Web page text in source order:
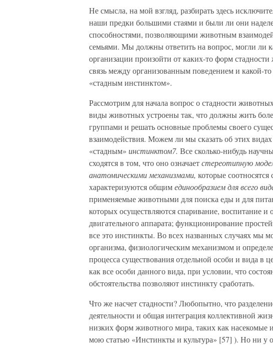
Не смысла, на мой взгляд, разбирать здесь
наши предки большими стаями и были ли они
способностями, позволяющими животным
семьями. Мы должны ответить на вопрос, могли ли
организации произойти от каких-то форм
связь между организованным поведением и какой-
«стадным инстинктом».
Рассмотрим для начала вопрос о стадности
виды животных устроены так, что должны жить
группами и решать основные проблемы своего
взаимодействия. Можем ли мы сказать об этих
«стадным» инстинктом7. Все сколько-нибудь
сходятся в том, что оно означаетстереотипную
анатомическими механизмами, которые соотносятся
характеризуются общимединообразием для всего
применяемые животными для поиска еды и для
которых осуществляются спаривание, воспитание
двигательного аппарата; функционирование
все это инстинкты. Во всех названных случаях мы
организма, физиологическим механизмом и
процесса существования отдельной особи и вида в
как все особи данного вида, при условии, что
обстоятельства позволяют инстинкту сработать.
Что же насчет стадности? Любопытно, что
деятельности и общая интеграция коллективной
низких форм животного мира, таких как насекомые
мою статью «Инстинкты и культура» [57] ). Но ни у